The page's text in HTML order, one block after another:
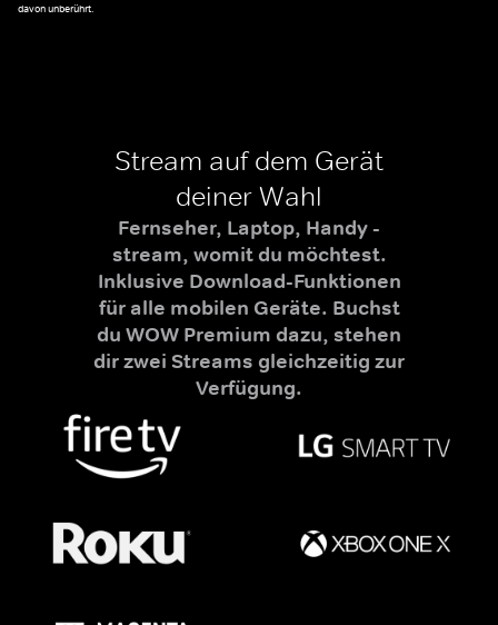
davon unberührt.
Stream auf dem Gerät
deiner Wahl
Fernseher, Laptop, Handy -
stream, womit du möchtest.
Inklusive Download-Funktionen
für alle mobilen Geräte. Buchst
du WOW Premium dazu, stehen
dir zwei Streams gleichzeitig zur
Verfügung.